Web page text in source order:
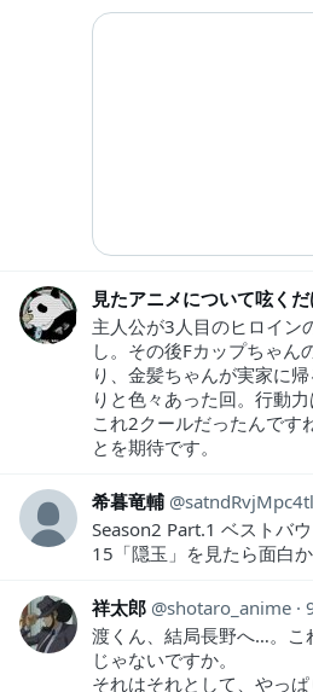
見たアニメについて呟く
主人公が3人目のヒロイン
し。その後Fカップちゃん
り、金髪ちゃんが実家に
りと色々あった回。行動力
これ2クールだったんです
とを期待です。
希暮竜輔
Season2 Part.1 ベストバ
15「隠玉」を見たら面白か
祥太郎 shotaro_anime
渡くん、結局長野へ…。こ
じゃないですか。
それはそれとして、やっ